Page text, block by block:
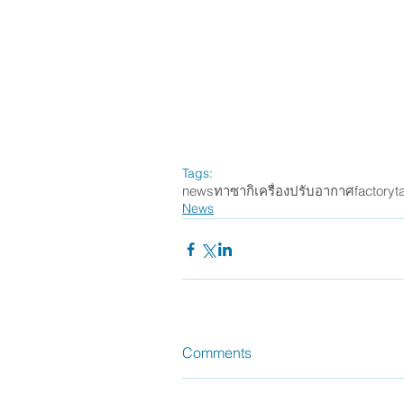
Tags:
newsทาซากิเครื่องปรับอากาศfactory
News
Comments